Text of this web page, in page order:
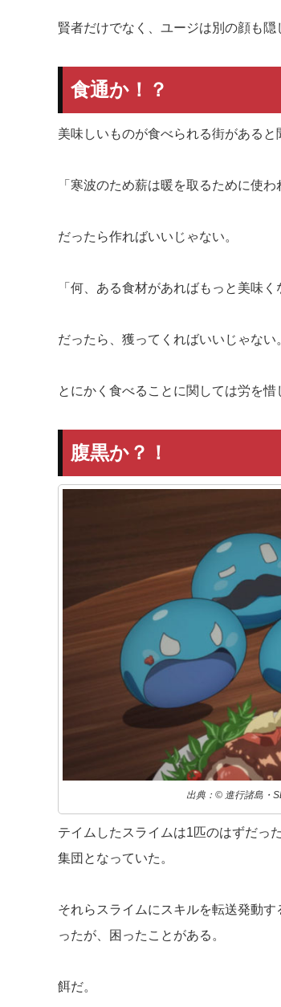
賢者だけでなく、ユージは別の顔も隠
食通か！？
美味しいものが食べられる街があると
「寒波のため薪は暖を取るために使
だったら作ればいいじゃない。
「何、ある食材があればもっと美味く
だったら、獲ってくればいいじゃない
とにかく食べることに関しては労を惜
腹黒か？！
出典：© 進行諸島・
テイムしたスライムは1匹のはずだっ
集団となっていた。
それらスライムにスキルを転送発動
ったが、困ったことがある。
餌だ。